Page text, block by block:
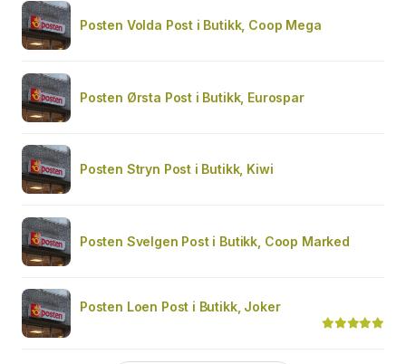
Posten Volda Post i Butikk, Coop Mega
Posten Ørsta Post i Butikk, Eurospar
Posten Stryn Post i Butikk, Kiwi
Posten Svelgen Post i Butikk, Coop Marked
Posten Loen Post i Butikk, Joker